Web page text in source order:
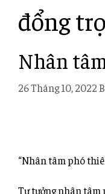
đổng
Nhân
26 Tháng 10, 2022
“Nhân tâm phó
Tư tưởng nhân tâm